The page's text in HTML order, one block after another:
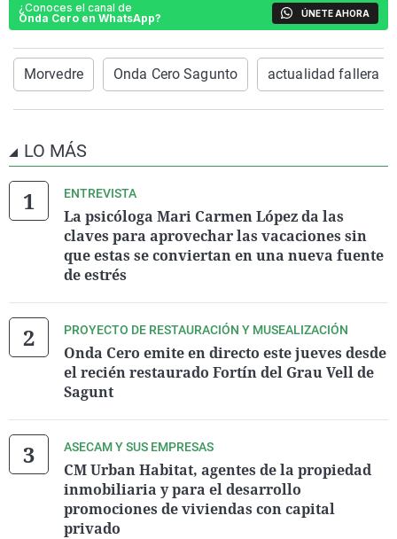
¿Conoces el canal de
Onda Cero en WhatsApp?
ÚNETE AHORA
Morvedre Onda Cero Sagunto actualidad fallera
LO MÁS
ENTREVISTA
La psicóloga Mari Carmen López da las
claves para aprovechar las vacaciones sin
que estas se conviertan en una nueva fuente
de estrés
PROYECTO DE RESTAURACIÓN Y MUSEALIZACIÓN
Onda Cero emite en directo este jueves desde
el recién restaurado Fortín del Grau Vell de
Sagunt
ASECAM Y SUS EMPRESAS
CM Urban Habitat, agentes de la propiedad
inmobiliaria y para el desarrollo
promociones de viviendas con capital
privado